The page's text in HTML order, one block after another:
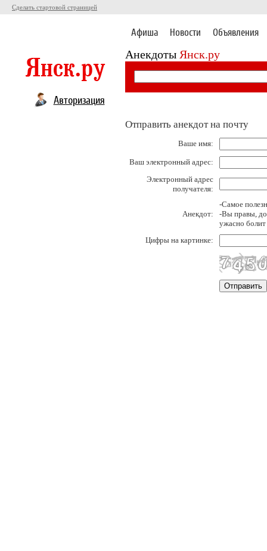
Сделать стартовой страницей
Афиша Новости Объявления
Анекдоты Янск.ру
Авторизация
Отправить анекдот на почту
Ваше имя:
Ваш электронный адрес:
Электронный адрес
получателя:
Анекдот:
-Самое
-Вы правы,
ужасно болит
Цифры на картинке: